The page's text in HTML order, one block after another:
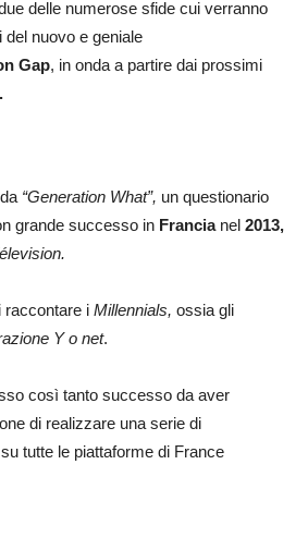
delle numerose sfide cui verranno
nuovo e geniale
Gap, in onda a partire dai prossimi
“Generation What”, un questionario
grande successo in Francianel 2013,
raccontare i Millennials, ossia gli
Y o net.
così tanto successo da aver
di realizzare una serie di
tutte le piattaforme di France